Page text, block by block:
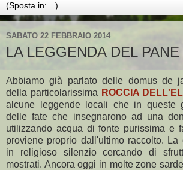
SABATO 22 FEBBRAIO 2014
LA LEGGENDA DEL
Abbiamo già parlato delle domus de
della particolarissima ROCCIA
alcune leggende locali che in queste
delle fate che insegnarono ad una
utilizzando acqua di fonte purissima e
proviene proprio dall'ultimo raccolto. La
in religioso silenzio cercando di
mostrati. Ancora oggi in molte zone